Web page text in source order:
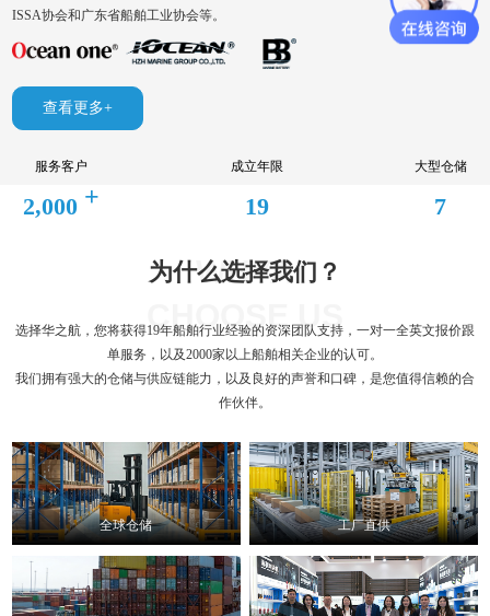
ISSA协会和广东省船舶工业协会等。
查看更多+
服务客户
2,000 +
成立年限
19
大型仓储
7
为什么选择我们？
WHYA
CHOOSE US
选择华之航，您将获得19年船舶行业经验的资深团队支持，一对一全英文报价跟
单服务，以及2000家以上船舶相关企业的认可。
我们拥有强大的仓储与供应链能力，以及良好的声誉和口碑，是您值得信赖的合
作伙伴。
全球仓储 工厂直供